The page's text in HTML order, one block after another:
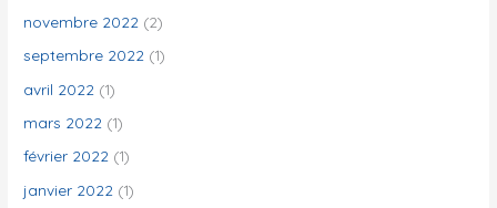
novembre 2022 (2)
septembre 2022 (1)
avril 2022 (1)
mars 2022 (1)
février 2022 (1)
janvier 2022 (1)